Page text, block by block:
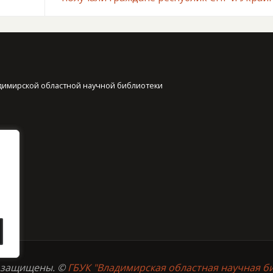
областной научной библиотеки
защищены. ©ГБУК "Владимирская областная научная